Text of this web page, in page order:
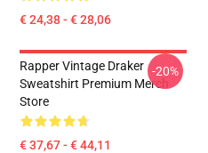
€ 24,38 - € 28,06
Rapper Vintage Draker
Sweatshirt Premium Merch
Store
€ 37,67 - € 44,11
-20%